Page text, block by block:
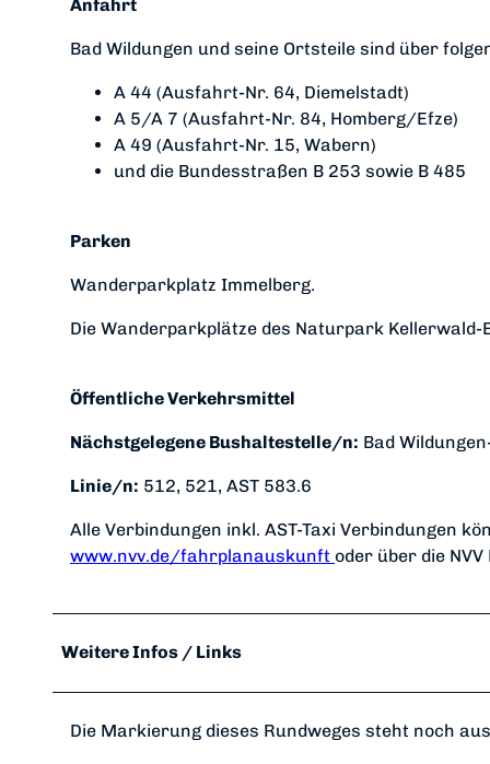
Anfahrt
Bad Wildungen und seine Ortsteile sind über
A 44 (Ausfahrt-Nr. 64, Diemelstadt)
A 5/A 7 (Ausfahrt-Nr. 84, Homberg/Efze)
A 49 (Ausfahrt-Nr. 15, Wabern)
und die Bundesstraßen B 253 sowie B 485
Parken
Wanderparkplatz Immelberg.
Die Wanderparkplätze des Naturpark
Öffentliche Verkehrsmittel
Nächstgelegene Bushaltestelle/n: Bad
Linie/n: 512, 521, AST 583.6
Alle Verbindungen inkl. AST-Taxi Verbindungen
www.nvv.de/fahrplanauskunft oder über die
Weitere Infos / Links
Die Markierung dieses Rundweges steht noch